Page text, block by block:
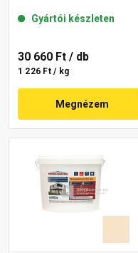
Gyártói készleten
30 660 Ft / db
1 226 Ft / kg
Megnézem